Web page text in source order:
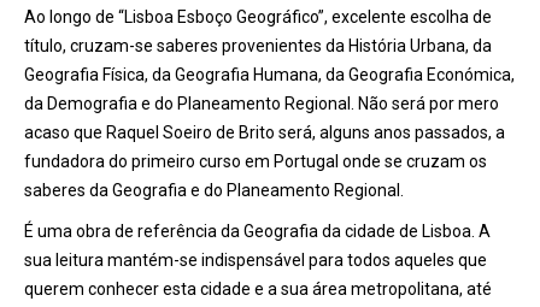
Ao longo de “Lisboa Esboço Geográfico”, excelente escolha de
título, cruzam-se saberes provenientes da História Urbana, da
Geografia Física, da Geografia Humana, da Geografia Económica,
da Demografia e do Planeamento Regional. Não será por mero
acaso que Raquel Soeiro de Brito será, alguns anos passados, a
fundadora do primeiro curso em Portugal onde se cruzam os
saberes da Geografia e do Planeamento Regional.
É uma obra de referência da Geografia da cidade de Lisboa. A
sua leitura mantém-se indispensável para todos aqueles que
querem conhecer esta cidade e a sua área metropolitana, até